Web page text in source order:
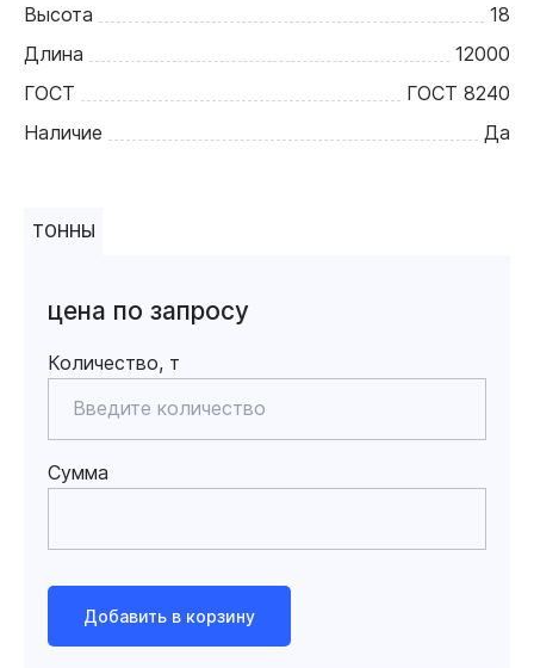
Высота
18
Длина
12000
ГОСТ
ГОСТ 8240
Наличие
Да
ТОННЫ
цена по запросу
Количество, т
Сумма
Добавить в корзину